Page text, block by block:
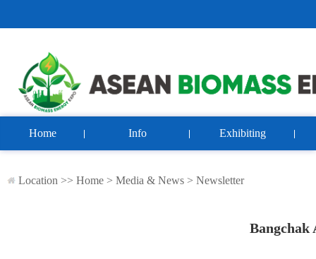
Home Info Exhibiting
Location >> Home > Media & News > Newsletter
Bangchak